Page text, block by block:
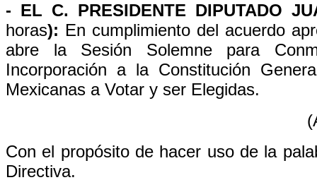
- EL C. PRESIDENTE DIPUTADO
horas): En cumplimiento del acuerdo
abre la Sesión Solemne para
Incorporación a la Constitución
Mexicanas a Votar y ser Elegidas.
Con el propósito de hacer uso de la
Directiva.